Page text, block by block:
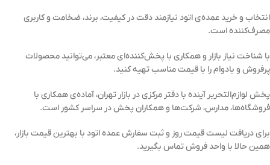
انتخاب و خرید عمده‌ی اتود نیازمند دقت در کیفیت، برند، ضخامت و کاربری
مصرف‌کننده است.
با شناخت نیاز بازار و همکاری با پخش‌کننده‌ای معتبر، می‌توانید محصولات
پرفروش و بادوام را با قیمت مناسب تهیه کنید.
پخش لوازم‌التحریر آینده با دفتر مرکزی در بازار تهران، آماده‌ی همکاری با
فروشگاه‌ها، مدارس، شرکت‌ها و همکاران پخش در سراسر کشور است.
برای دریافت لیست قیمت روز و ثبت سفارش عمده اتود با بهترین قیمت بازار،
همین حالا با واحد فروش تماس بگیرید.